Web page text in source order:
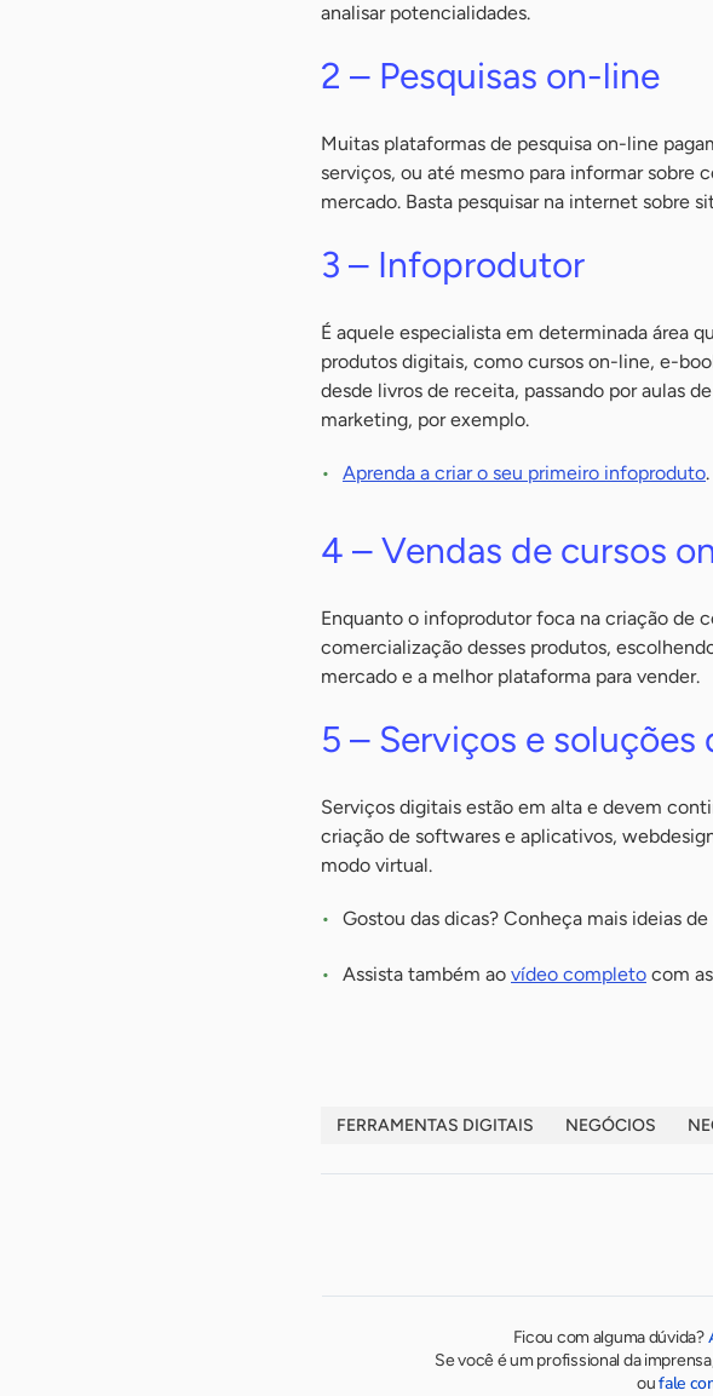
analisar potencialidades.
2 – Pesquisas on-line
Muitas plataformas de pesquisa on-line
serviços, ou até mesmo para informar sobre
mercado. Basta pesquisar na internet sobre
3 – Infoprodutor
É aquele especialista em determinada área
produtos digitais, como cursos on-line, e-
desde livros de receita, passando por aulas
marketing, por exemplo.
Aprenda a criar o seu primeiro infoproduto.
4 – Vendas de cursos
Enquanto o infoprodutor foca na criação de
comercialização desses produtos,
mercado e a melhor plataforma para vender.
5 – Serviços e soluções
Serviços digitais estão em alta e devem
criação de softwares e aplicativos,
modo virtual.
Gostou das dicas? Conheça mais ideias
Assista também ao vídeo completo com
FERRAMENTAS DIGITAIS NEGÓCIOS
Ficou com alguma dúvida?
Se você é um profissional da
oufale